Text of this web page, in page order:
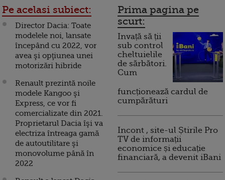
Pe acelasi subiect:
Director Dacia: Toate
modelele noi, lansate
începând cu 2022, vor
avea şi opţiunea unei
motorizări hibride
Renault prezintă noile
modele Kangoo şi
Express, ce vor fi
comercializate din 2021.
Proprietarul Dacia îşi va
electriza întreaga gamă
de autoutilitare şi
monovolume până în
2022
Prima pagina pe
scurt:
Invață să ții
sub control
cheltuielile
de sărbători.
Cum
funcționează cardul de
cumpărături
Incont , site-ul Știrile Pro
TV de informații
economice și educație
financiară, a devenit iBani